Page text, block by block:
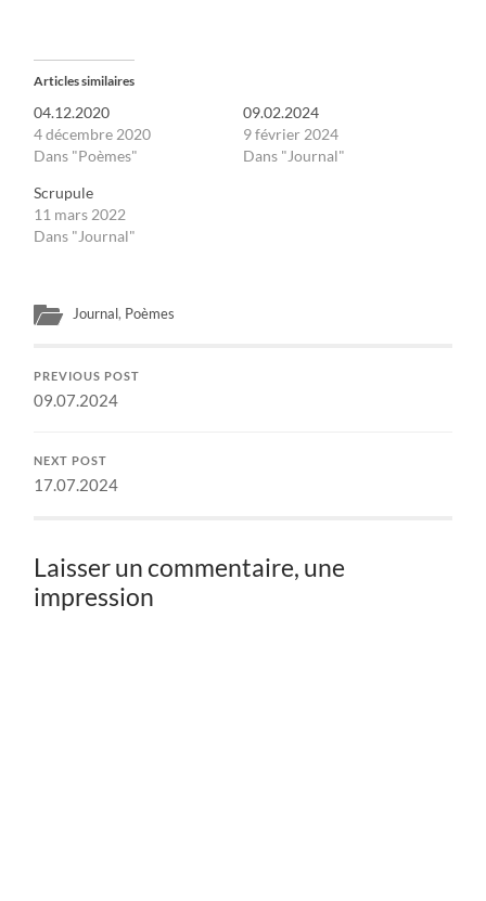
Articles similaires
04.12.2020
4 décembre 2020
Dans "Poèmes"
09.02.2024
9 février 2024
Dans "Journal"
Scrupule
11 mars 2022
Dans "Journal"
Journal, Poèmes
PREVIOUS POST
09.07.2024
NEXT POST
17.07.2024
Laisser un commentaire, une
impression